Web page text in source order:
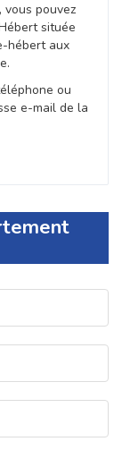
vous pouvez
située
hébert aux
ou
e-mail de la